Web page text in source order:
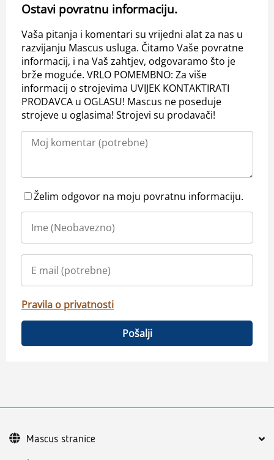
Ostavi povratnu informaciju.
Vaša pitanja i komentari su vrijedni alat za nas u
razvijanju Mascus usluga. Čitamo Vaše povratne
informacij, i na Vaš zahtjev, odgovaramo što je
brže moguće. VRLO POMEMBNO: Za više
informacij o strojevima UVIJEK KONTAKTIRATI
PRODAVCA u OGLASU! Mascus ne poseduje
strojeve u oglasima! Strojevi su prodavači!
Želim odgovor na moju povratnu informaciju.
Pravila o privatnosti
Pošalji
Mascus stranice